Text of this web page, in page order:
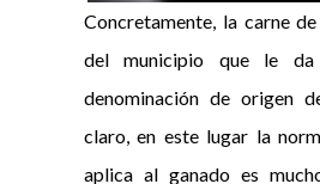
Concretamente, la carne de
del municipio que le
denominación de origen
claro, en este lugar la
aplica al ganado es